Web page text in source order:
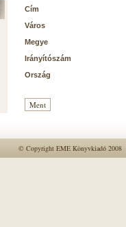
Cím
Város
Megye
Irányítószám
Ország
© Copyright EME Könyvkiadó 2008